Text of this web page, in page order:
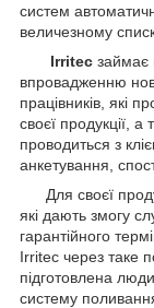
систем
величезному
Irritec займає
впровадженню
працівників, які
своєї продукції, а
проводиться з
анкетування,
Для своєї
які дають змогу
гарантійного
Irritec через таке
підготовлена
систему